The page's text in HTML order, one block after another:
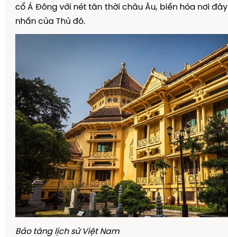
cổ Á Đông với nét tân thời châuÂu, biến hóa nơiđâ
nhấn của Thủ đô.
Bảo tàng lịch sửViệt Nam